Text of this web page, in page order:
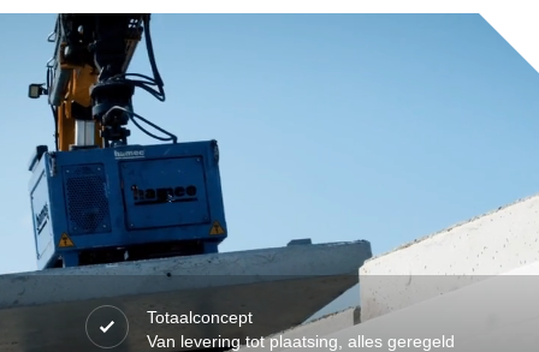
Totaalconcept
Van levering tot plaatsing, alles geregeld